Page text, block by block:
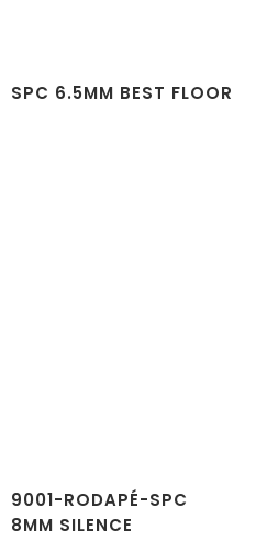
SPC 6.5MM BEST FLOOR
9001-RODAPÉ-SPC
8MM SILENCE